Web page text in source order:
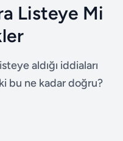
Listeye Mi
aldığı iddiaları
bu ne kadar doğru?